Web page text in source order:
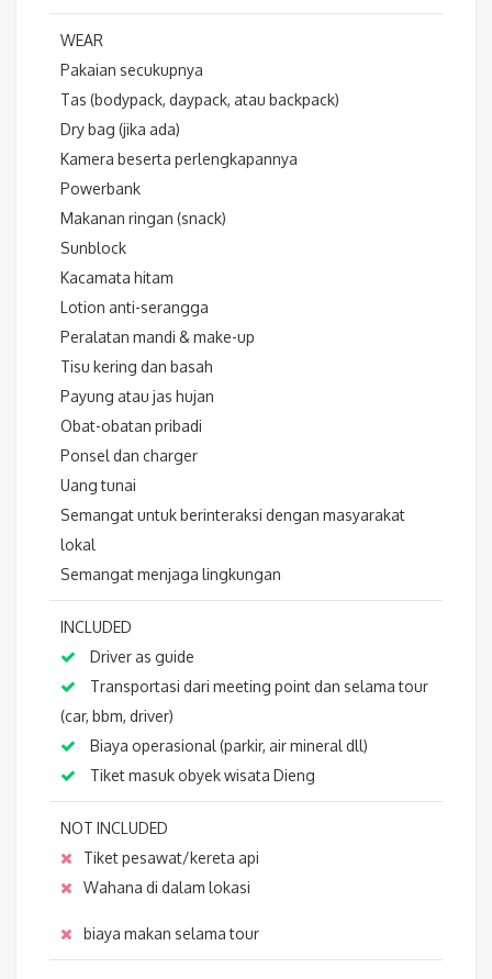
WEAR
Pakaian secukupnya
Tas (bodypack, daypack, atau backpack)
Dry bag (jika ada)
Kamera beserta perlengkapannya
Powerbank
Makanan ringan (snack)
Sunblock
Kacamata hitam
Lotion anti-serangga
Peralatan mandi & make-up
Tisu kering dan basah
Payung atau jas hujan
Obat-obatan pribadi
Ponsel dan charger
Uang tunai
Semangat untuk berinteraksi dengan masyarakat
lokal
Semangat menjaga lingkungan
INCLUDED
Driver as guide
Transportasi dari meeting point dan selama tour
(car, bbm, driver)
Biaya operasional (parkir, air mineral dll)
Tiket masuk obyek wisata Dieng
NOT INCLUDED
Tiket pesawat/kereta api
Wahana di dalam lokasi
biaya makan selama tour